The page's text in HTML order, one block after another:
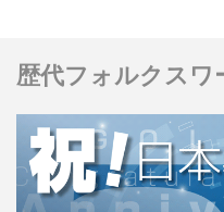
歴代フォルクスワ